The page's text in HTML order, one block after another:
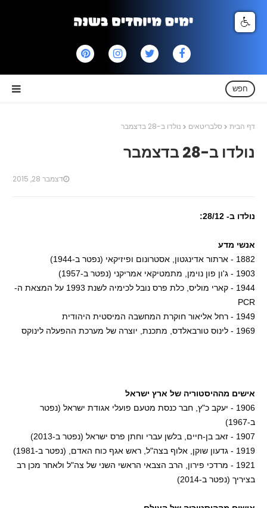
חפש
דף הבית סלבריטאים נולדו ב-28 בדצמבר
נולדו ב-28 בדצמבר
דצמבר 28, 2015
נולדו ב- 28/12:
אנשי מדע
1882 - ארתור אדינגטון, אסטרונום ופיזיקאי (נפטר ב-1944)
1903 - ג'ון פון נוימן, מתמטיקאי אמריקני (נפטר ב-1957)
1944 - קארי מוליס, כלת פרס נובל לכימיה לשנת 1993 על המצאת ה-
PCR
1949 - רחל אליאור חוקרת המחשבה המיסטית היהודית
1969 - לינוס טורבאלדס, מתכנת, יוצרה של מערכת ההפעלה לינוקס
אישים מההיסטוריה של ארץ ישראל
1906 - יעקב כ"ץ, חבר כנסת מטעם פועלי אגודת ישראל (נפטר
ב-1967)
1907 - זאב בן-חיים, בלשן עברי וחתן פרס ישראל (נפטר ב-2013)
1919 - גדעון שוקן, אלוף בצה"ל, ראש אגף כוח האדם, (נפטר ב-1981)
1921 - מרדכי פירון, הרב הצבאי הראשי השני של צה"ל ולאחר מכן רב
בציריך (נפטר ב-2014)